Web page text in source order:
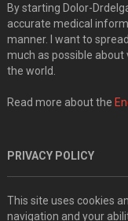
By starting Dolor-
accurate medical
manner. I want to
much as possible
the world.
Read more about the
PRIVACY POLICY
This site uses cookies
navigation and your